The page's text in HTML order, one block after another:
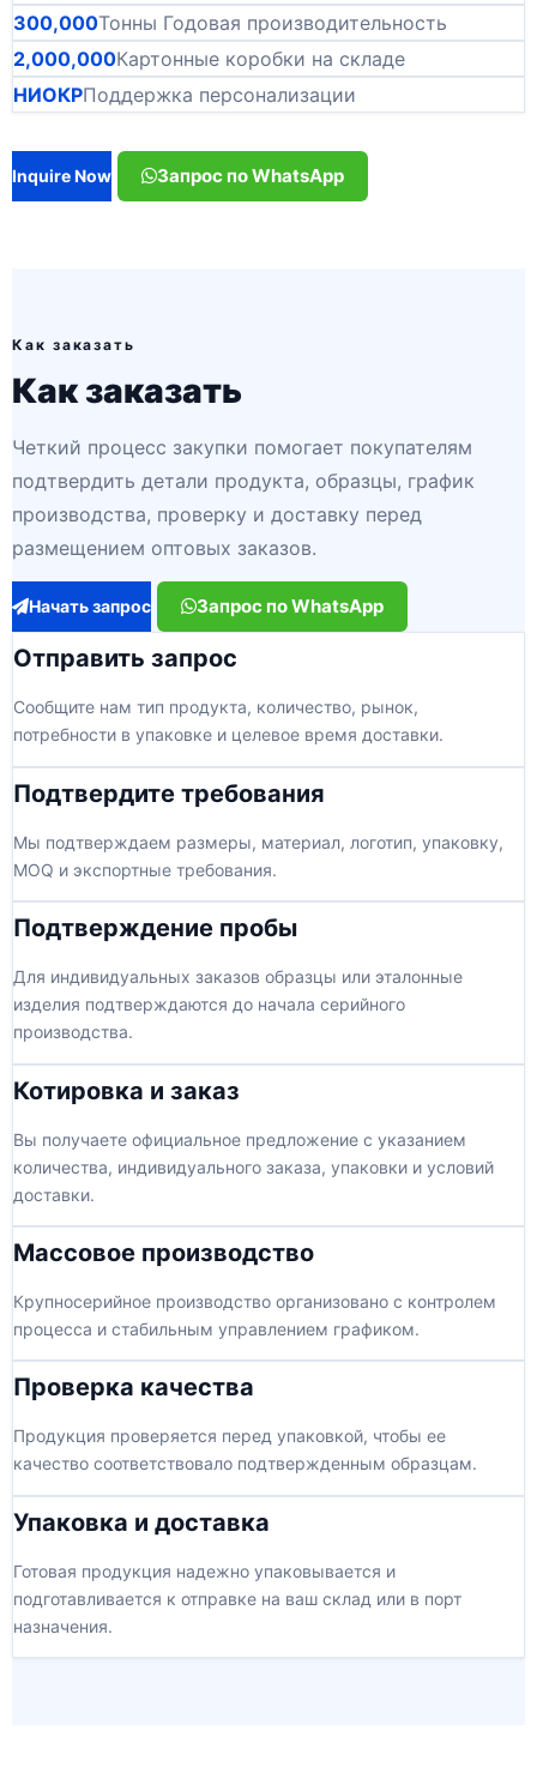
300,000Тонны Годовая производительность
2,000,000Картонные коробки на складе
НИОКРПоддержка персонализации
Inquire Now Запрос по WhatsApp
Как заказать
Как заказать
Четкий процесс закупки помогает покупателям
подтвердить детали продукта, образцы, график
производства, проверку и доставку перед
размещением оптовых заказов.
Начать запрос Запрос по WhatsApp
Отправить запрос
Сообщите нам тип продукта, количество, рынок,
потребности в упаковке и целевое время доставки.
Подтвердите требования
Мы подтверждаем размеры, материал, логотип, упаковку,
MOQ и экспортные требования.
Подтверждение пробы
Для индивидуальных заказов образцы или эталонные
изделия подтверждаются до начала серийного
производства.
Котировка и заказ
Вы получаете официальное предложение с указанием
количества, индивидуального заказа, упаковки и условий
доставки.
Массовое производство
Крупносерийное производство организовано с контролем
процесса и стабильным управлением графиком.
Проверка качества
Продукция проверяется перед упаковкой, чтобы ее
качество соответствовало подтвержденным образцам.
Упаковка и доставка
Готовая продукция надежно упаковывается и
подготавливается к отправке на ваш склад или в порт
назначения.